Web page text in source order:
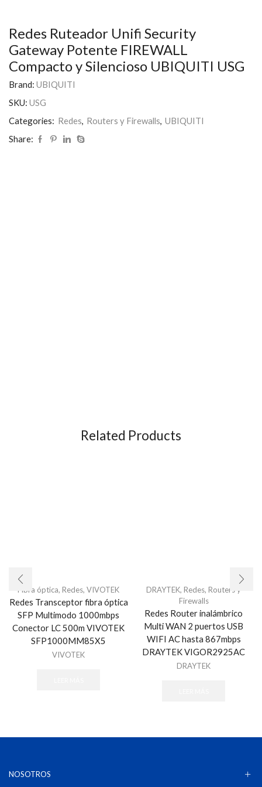
Redes Ruteador Unifi Security
Gateway Potente FIREWALL
Compacto y Silencioso UBIQUITI USG
Brand: UBIQUITI
SKU: USG
Categories: Redes, Routers y Firewalls, UBIQUITI
Share:
Related Products
Fibra óptica, Redes, VIVOTEK
Redes Transceptor fibra óptica
SFP Multimodo 1000mbps
Conector LC 500m VIVOTEK
SFP1000MM85X5
VIVOTEK
DRAYTEK, Redes, Routers y
Firewalls
Redes Router inalámbrico
Multi WAN 2 puertos USB
WIFI AC hasta 867mbps
DRAYTEK VIGOR2925AC
DRAYTEK
NOSOTROS